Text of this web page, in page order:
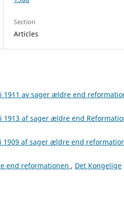
Section
Articles
1911 av sager ældre end
af sager ældre end
1909 af sager ældre end
end reformationen , Det Kongelige